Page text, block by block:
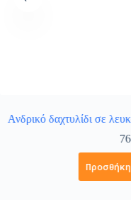
Ανδρικό δαχτυλίδι σε